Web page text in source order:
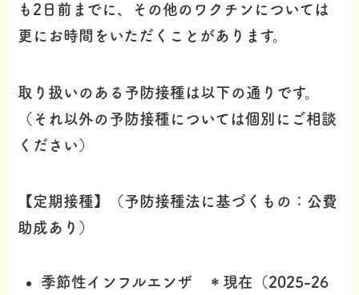
も2日前までに、その他のワクチンについては
更にお時間をいただくことがあります。
取り扱いのある予防接種は以下の通りです。
（それ以外の予防接種については個別にご相談
ください）
【定期接種】（予防接種法に基づくもの：公費
助成あり）
季節性インフルエンザ ＊ 現在（2025-26